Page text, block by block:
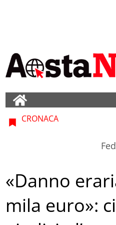
CRONACA
«Danno
mila euro»: